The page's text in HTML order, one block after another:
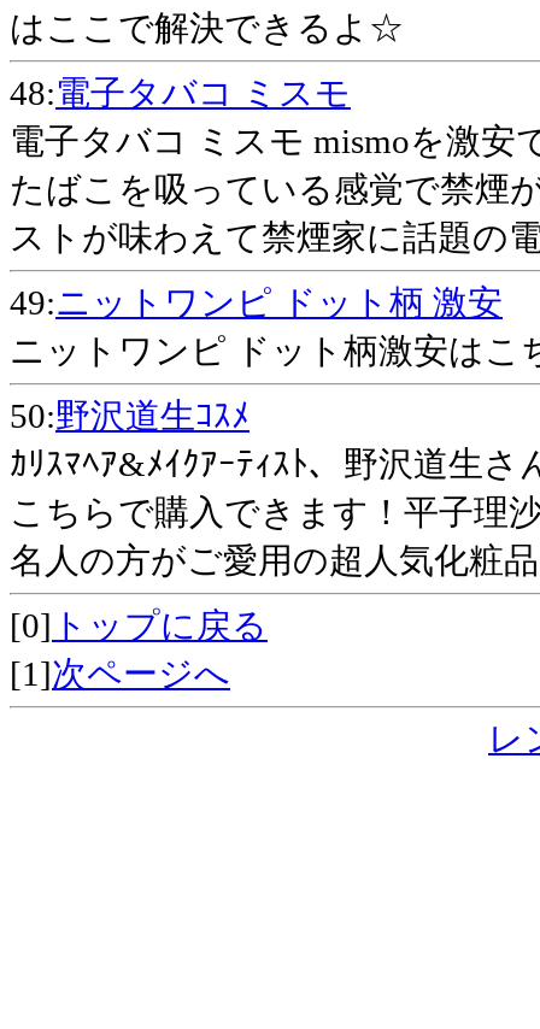
はここで解決できるよ☆
48:電子タバコ ミスモ
電子タバコ ミスモ mismoを激
たばこを吸っている感覚で禁煙
ストが味わえて禁煙家に話題の
49:ニットワンピ ドット柄 激安
ニットワンピ ドット柄激安はこ
50:野沢道生ｺｽﾒ
ｶﾘｽﾏﾍｱ&ﾒｲｸｱｰﾃｨｽﾄ、野沢道生さ
こちらで購入できます！平子理
名人の方がご愛用の超人気化粧
[0] トップに戻る
[1]次ページへ
レ